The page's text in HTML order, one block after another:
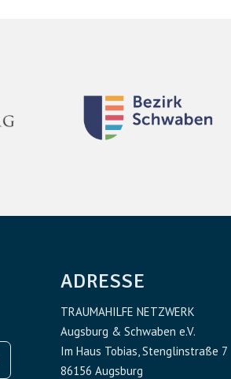
ADRESSE
TRAUMAHILFE NETZWERK
Augsburg & Schwaben e.V.
Im Haus Tobias, Stenglinstraße 7
86156 Augsburg